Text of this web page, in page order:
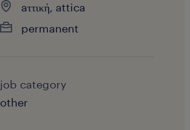
aττική, attica
permanent
job category
other